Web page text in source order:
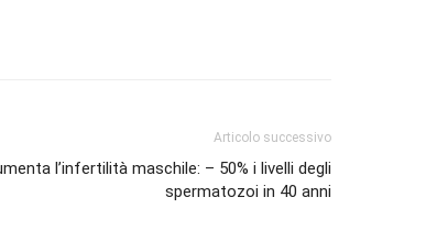
Articolo successivo
l’infertilità maschile: – 50% i livelli degli
spermatozoi in 40 anni